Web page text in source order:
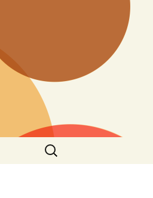
Search
for: